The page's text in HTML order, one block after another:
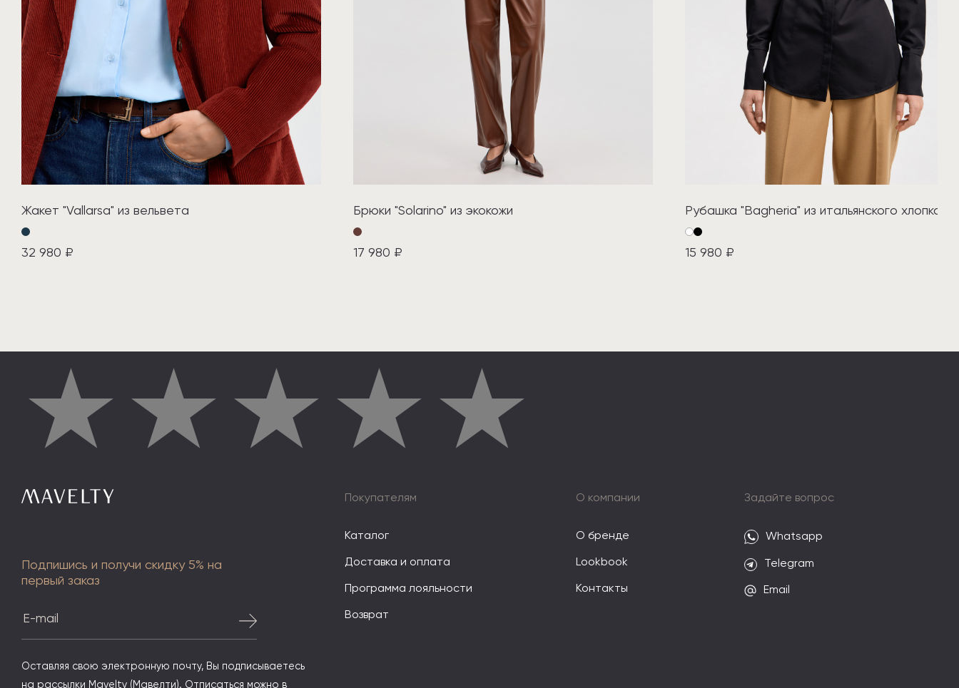
Жакет "Vallarsa" из вельвета
32 980 ₽
Брюки "Solarino" из экокожи
17 980 ₽
Рубашка "Bagheria" из итальянского хлопка
15 980 ₽
★★★★★
Подпишись и получи скидку 5% на
первый заказ
Оставляя свою электронную почту, Вы подписываетесь
на рассылки Mavelty (Мавелти). Отписаться можно в
Покупателям
Каталог
Доставка и оплата
Программа лояльности
Возврат
О компании
О бренде
Lookbook
Контакты
Задайте вопрос
Whatsapp
Telegram
Email